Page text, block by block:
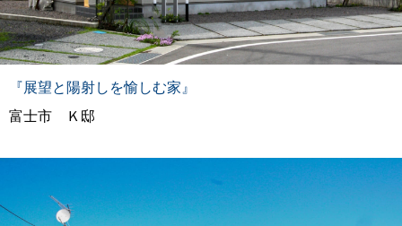
『展望と陽射しを愉しむ家』
富士市 Ｋ邸